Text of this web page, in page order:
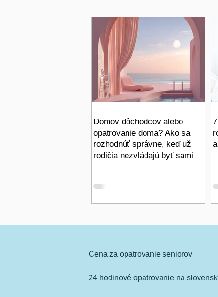
Domov dôchodcov alebo
opatrovanie doma? Ako sa
rozhodnúť správne, keď už
rodičia nezvládajú byť sami
Cena za opatrovanie seniorov
24 hodinové opatrovanie na